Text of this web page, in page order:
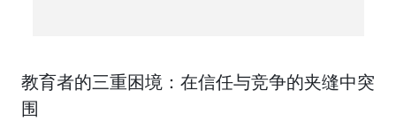
教育者的三重困境：在信任与竞争的夹缝中突
围